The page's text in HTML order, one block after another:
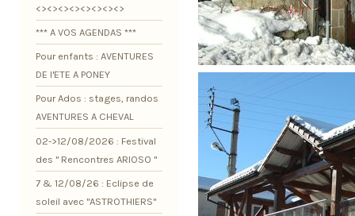
<><><><><><><><>
*** A VOS AGENDAS ***
Pour enfants : AVENTURES
DE l'ETE A PONEY
Pour Ados : stages, randos
AVENTURES A CHEVAL
02->12/08/2026 : Festival
des " Rencontres ARIOSO "
7 & 12/08/26 : Eclipse de
soleil avec "ASTROTHIERS"